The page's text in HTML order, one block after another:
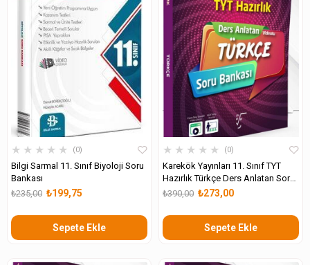
★ ★ ★ ★ ★ 0
Bilgi Sarmal 11. Sınıf Biyoloji Soru
Bankası
₺199,75
₺235,00
Sepete Ekle
★ ★ ★ ★ ★ 0
Karekök Yayınları 11. Sınıf TYT
Hazırlık Türkçe Ders Anlatan Soru
Bankası ₺273,00
₺390,00
Sepete Ekle